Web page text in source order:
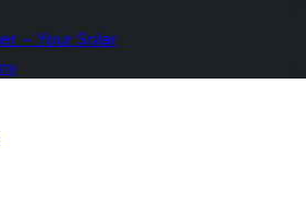
Fechar